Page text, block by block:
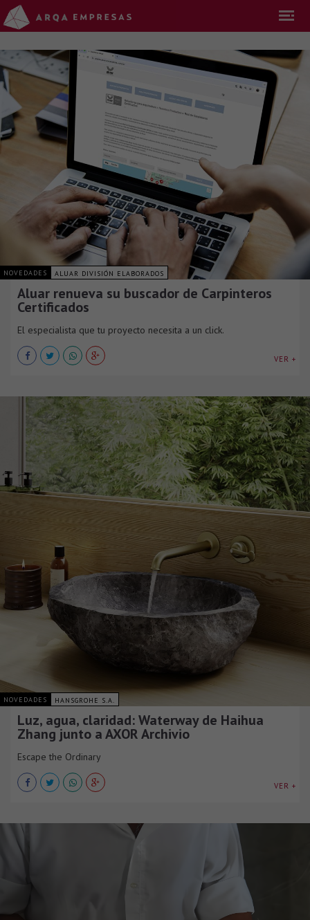
NOVEDADES ALUAR DIVISIÓN ELABORADOS
Aluar renueva su buscador de Carpinteros
Certificados
El especialista que tu proyecto necesita a un click.
VER +
NOVEDADES HANSGROHE S.A.
Luz, agua, claridad: Waterway de Haihua
Zhang junto a AXOR Archivio
Escape the Ordinary
VER +